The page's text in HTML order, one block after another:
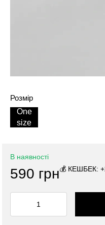
Розмір
One
size
В наявності
590 грн💰 КЕШБЕК: